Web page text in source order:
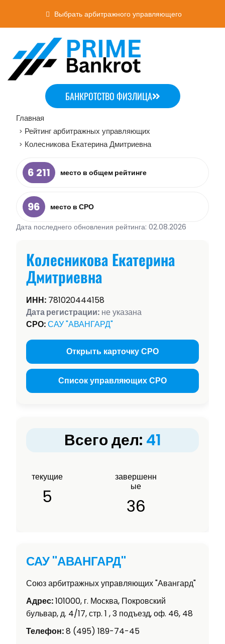
Выбрать арбитражного управляющего
БАНКРОТСТВО ФИЗЛИЦА
Главная
> Рейтинг арбитражных управляющих
> Колесникова Екатерина Дмитриевна
6 211 место в общем рейтинге
96
место в СРО
Дата последнего обновления рейтинга: 02.08.2026
Колесникова Екатерина
Дмитриевна
ИНН: 781020444158
Дата регистрации: не указана
СРО:САУ "АВАНГАРД"
Открыть карточку СРО
Список управляющих СРО
Всего дел: 41
текущие
5
завершенн
ые
36
САУ "АВАНГАРД"
Союз арбитражных управляющих "Авангард"
Адрес:101000, г. Москва, Покровский
бульвар, д. 4/17, стр. 1 , 3 подъезд, оф. 46, 48
Телефон:8 (495) 189-74-45